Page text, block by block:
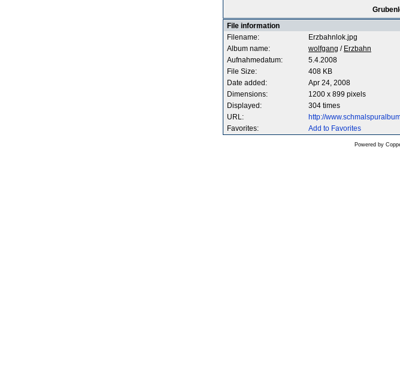
File information
Filename:
Erzbahnlok.jpg
Album name:
wolfgang / Erzbahn
Aufnahmedatum:
5.4.2008
File Size:
408 KB
Date added:
Apr 24, 2008
Dimensions:
1200 x 899 pixels
Displayed:
304 times
URL:
http://
Favorites:
Add to Favorites
Powered by